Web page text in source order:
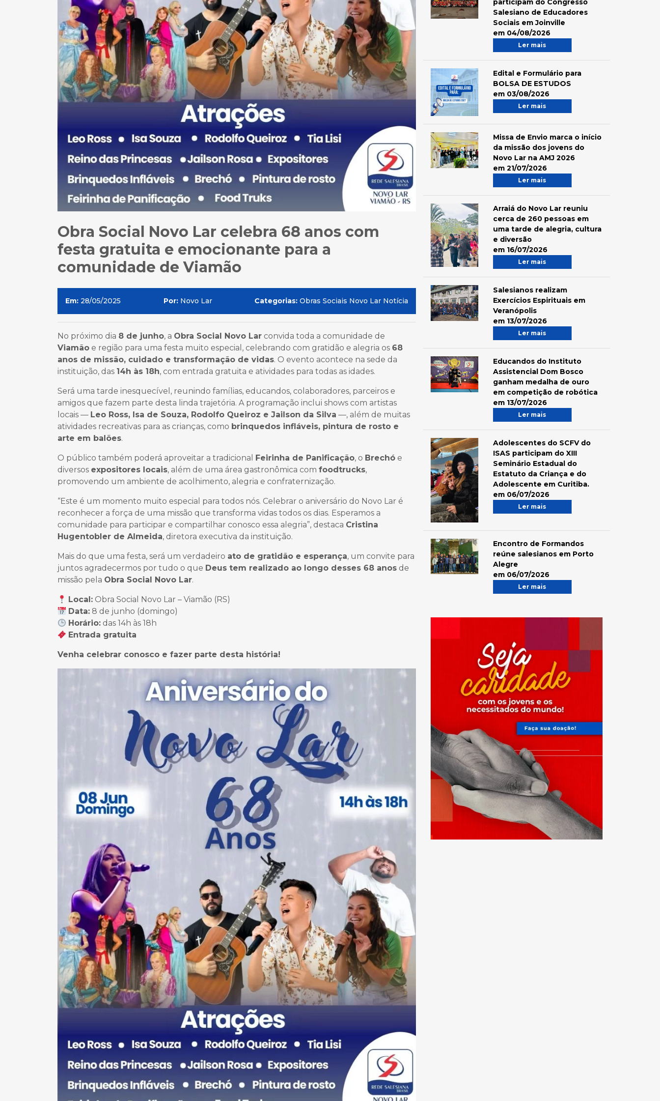
Obra Social Novo Lar celebra 68 anos com
festa gratuita e emocionante para a
comunidade de Viamão
Em: 28/05/2025 Por: Novo Lar Categorias: Obras Sociais Novo Lar Notícia
No próximo dia 8 de junho, a Obra Social Novo Lar convida toda a comunidade de
Viamão e região para uma festa muito especial, celebrando com gratidão e alegria os 68
anos de missão, cuidado e transformação de vidas. O evento acontece na sede da
instituição, das 14h às 18h, com entrada gratuita e atividades para todas as idades.
Será uma tarde inesquecível, reunindo famílias, educandos, colaboradores, parceiros e
amigos que fazem parte desta linda trajetória. A programação inclui shows com artistas
locais — Leo Ross, Isa de Souza, Rodolfo Queiroz e Jailson da Silva —, além de muitas
atividades recreativas para as crianças, como brinquedos infláveis, pintura de rosto e
arte em balões.
O público também poderá aproveitar a tradicional Feirinha de Panificação, o Brechó e
diversos expositores locais, além de uma área gastronômica com foodtrucks,
promovendo um ambiente de acolhimento, alegria e confraternização.
“Este é um momento muito especial para todos nós. Celebrar o aniversário do Novo Lar é
reconhecer a força de uma missão que transforma vidas todos os dias. Esperamos a
comunidade para participar e compartilhar conosco essa alegria”, destaca Cristina
Hugentobler de Almeida, diretora executiva da instituição.
Mais do que uma festa, será um verdadeiro ato de gratidão e esperança, um convite para
juntos agradecermos por tudo o que Deus tem realizado ao longo desses 68 anos de
missão pela Obra Social Novo Lar.
Local: Obra Social Novo Lar – Viamão (RS)
Data: 8 de junho (domingo)
Horário: das 14h às 18h
Entrada gratuita
Venha celebrar conosco e fazer parte desta história!
participam do Congresso
Salesiano de Educadores
Sociais em Joinville
em 04/08/2026
Ler mais
Edital e Formulário para
BOLSA DE ESTUDOS
em 03/08/2026
Ler mais
Missa de Envio marca o início
da missão dos jovens do
Novo Lar na AMJ 2026
em 21/07/2026
Ler mais
Arraiá do Novo Lar reuniu
cerca de 260 pessoas em
uma tarde de alegria, cultura
e diversão
em 16/07/2026
Ler mais
Salesianos realizam
Exercícios Espirituais em
Veranópolis
em 13/07/2026
Ler mais
Educandos do Instituto
Assistencial Dom Bosco
ganham medalha de ouro
em competição de robótica
em 13/07/2026
Ler mais
Adolescentes do SCFV do
ISAS participam do XIII
Seminário Estadual do
Estatuto da Criança e do
Adolescente em Curitiba.
em 06/07/2026
Ler mais
Encontro de Formandos
reúne salesianos em Porto
Alegre
em 06/07/2026
Ler mais